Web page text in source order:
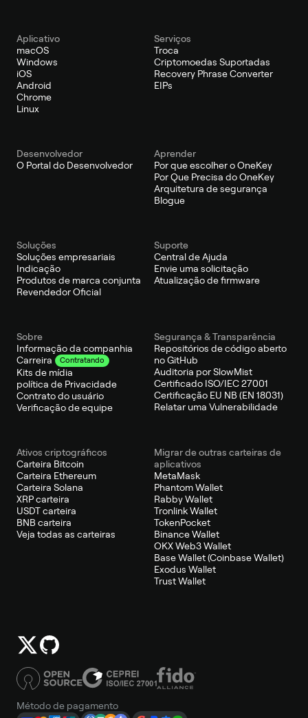
Aplicativo
macOS
Windows
iOS
Android
Chrome
Linux
Serviços
Troca
Criptomoedas Suportadas
Recovery Phrase Converter
EIPs
Desenvolvedor
O Portal do Desenvolvedor
Aprender
Por que escolher o OneKey
Por Que Precisa do OneKey
Arquitetura de segurança
Blogue
Soluções
Soluções empresariais
Indicação
Produtos de marca conjunta
Revendedor Oficial
Suporte
Central de Ajuda
Envie uma solicitação
Atualização de firmware
Sobre
Informação da companhia
Carreira
Contratando
Kits de mídia
política de Privacidade
Contrato do usuário
Verificação de equipe
Segurança & Transparência
Repositórios de código aberto
no GitHub
Auditoria por SlowMist
Certificado ISO/IEC 27001
Certificação EU NB (EN 18031)
Relatar uma Vulnerabilidade
Ativos criptográficos
Carteira Bitcoin
Carteira Ethereum
Carteira Solana
XRP carteira
USDT carteira
BNB carteira
Veja todas as carteiras
Migrar de outras carteiras de
aplicativos
MetaMask
Phantom Wallet
Rabby Wallet
Tronlink Wallet
TokenPocket
Binance Wallet
OKX Web3 Wallet
Base Wallet (Coinbase Wallet)
Exodus Wallet
Trust Wallet
Método de pagamento